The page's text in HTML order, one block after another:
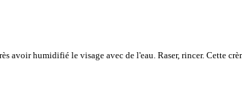
avoir humidifié le visage avec de l'eau. Raser, rincer. Cette